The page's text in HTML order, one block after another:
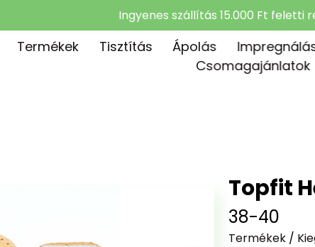
Ingyenes szállítás 15.000 Ft feletti
Termékek Tisztítás Ápolás
Csomagajánlatok
Topfit
38-40
Termékek /